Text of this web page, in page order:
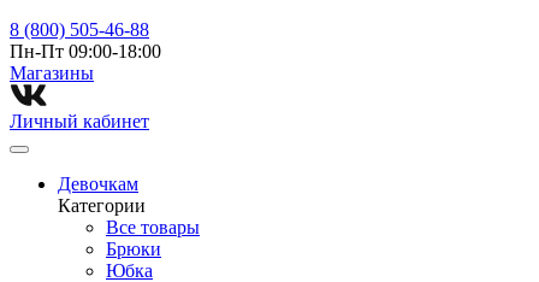
8 (800) 505-46-88
Пн-Пт 09:00-18:00
Магазины⁠
Личный кабинет
Девочкам
Категории
Все товары
Брюки
Юбка